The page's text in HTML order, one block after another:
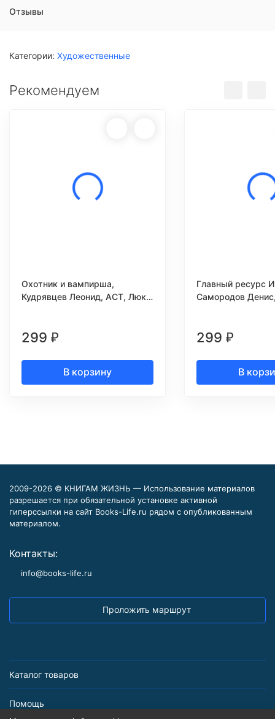
Отзывы
Категории: Художественные
Рекомендуем
Охотник и вампирша,
Кудрявцев Леонид, АСТ, Люкс,
299 ₽
В корзину
Главный ресурс
Самородов
299 ₽
В
2009-2026 © КНИГАМ ЖИЗНЬ — Использование материалов
разрешается при обязательной установке активной
гиперссылки на сайт Books-Life.ru рядом с опубликованным
материалом.
Контакты:
info@books-life.ru
Проложить маршрут
Каталог товаров
Помощь